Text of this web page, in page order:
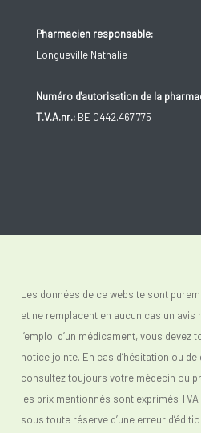
Pharmacien responsable:
Longueville Nathalie
Numéro d'autorisation de la
T.V.A.nr.:BE 0442.467.775
Les données de ce website sont
et ne remplacent en aucun cas un avis
l’emploi d’un médicament, vous devez
notice jointe. En cas d’hésitation ou
consultez toujours votre médecin ou
les prix mentionnés sont exprimés
sous toute réserve d’une erreur